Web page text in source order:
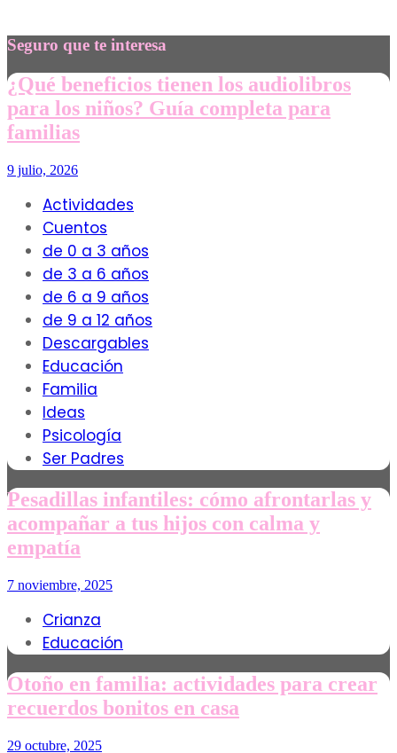
Seguro que te interesa
¿Qué beneficios tienen los audiolibros
para los niños? Guía completa para
familias
9 julio, 2026
Actividades
Cuentos
de 0 a 3 años
de 3 a 6 años
de 6 a 9 años
de 9 a 12 años
Descargables
Educación
Familia
Ideas
Psicología
Ser Padres
Pesadillas infantiles: cómo afrontarlas y
acompañar a tus hijos con calma y
empatía
7 noviembre, 2025
Crianza
Educación
Otoño en familia: actividades para crear
recuerdos bonitos en casa
29 octubre, 2025